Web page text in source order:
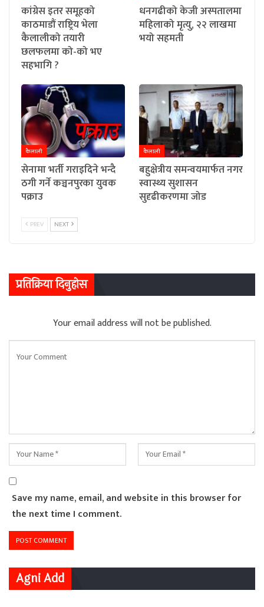
कांग्रेस इतर समूहको
काठमाडौं राष्ट्रिय भेला
कैलालीको तयारी
छलफलमा को-को भए
सहभागि ?
धनगढीको केजी अस्पतालमा
महिलाको मृत्यु, २२ लाखमा
भयो सहमती
कैलाली
सेनामा भर्ती गराइदिने भन्दै
ठगी गर्ने कञ्चनपुरका युवक
पक्राउ
कैलाली
बहुक्षेत्रीय समन्वयमार्फत नगर
स्वास्थ्य सुशासन
सुदृढीकरणमा जोड
PREV NEXT
प्रतिक्रिया दिनुहोस
Your email address will not be published.
Save my name, email, and website in this browser for
the next time I comment.
Agni Add